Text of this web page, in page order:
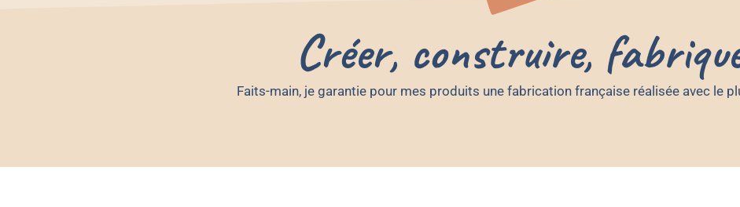
Créer, construire,
Faits-main, je garantie pour mes produits une fabrication française réalisée avec le